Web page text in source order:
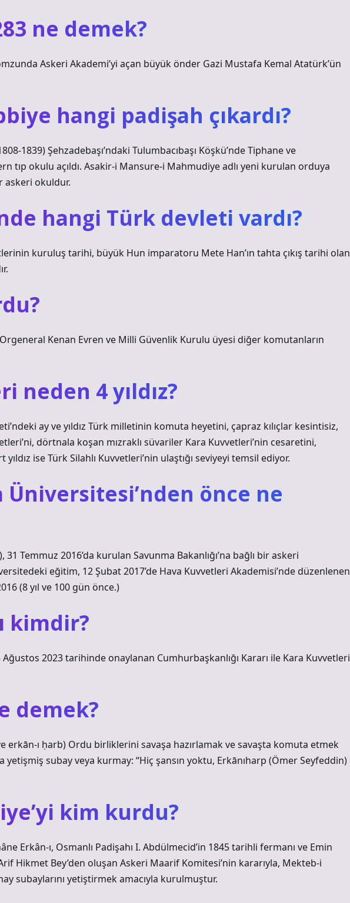
ne demek?
Askeri Akademi’yi açan büyük önder Gazi Mustafa Kemal Atatürk’ün
hangi padişah çıkardı?
1839) Şehzadebaşı’ndaki Tulumbacıbaşı Köşkü’nde Tiphane ve
tıp okulu açıldı. Asakir-i Mansure-i Mahmudiye adlı yeni kurulan orduya
askeri okuldur.
hangi Türk devleti vardı?
kuruluş tarihi, büyük Hun imparatoru Mete Han’ın tahta çıkış tarihi olan
Kenan Evren ve Milli Güvenlik Kurulu üyesi diğer komutanların
neden 4 yıldız?
ay ve yıldız Türk milletinin komuta heyetini, çapraz kılıçlar kesintisiz,
dörtnala koşan mızraklı süvariler Kara Kuvvetleri’nin cesaretini,
yıldız ise Türk Silahlı Kuvvetleri’nin ulaştığı seviyeyi temsil ediyor.
Üniversitesi’nden önce ne
Temmuz 2016’da kurulan Savunma Bakanlığı’na bağlı bir askeri
eğitim, 12 Şubat 2017’de Hava Kuvvetleri Akademisi’nde düzenlenen
(8 yıl ve 100 gün önce.)
kimdir?
3 Ağustos 2023 tarihinde onaylanan Cumhurbaşkanlığı Kararı ile Kara Kuvvetleri
demek?
subay veya kurmay: “Hiç şansın yoktu, Erkānıharp (Ömer Seyfeddin)
kim kurdu?
Erkân-ı, Osmanlı Padişahı I. Abdülmecid’in 1845 tarihli fermanı ve Emin
Hikmet Bey’den oluşan Askeri Maarif Komitesi’nin kararıyla, Mekteb-i
subaylarını yetiştirmek amacıyla kurulmuştur.